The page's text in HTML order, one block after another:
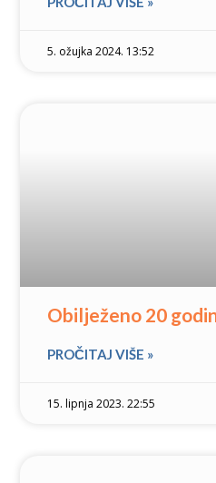
5. ožujka 2024. 13:52
Obilježeno 20
PROČITAJ VIŠE »
15. lipnja 2023. 22:55